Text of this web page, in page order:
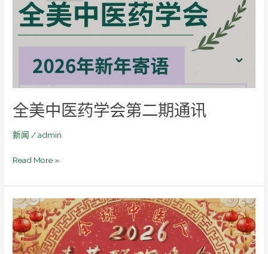
全美中医药学会第二期通讯
新闻 /admin
医
药
通
Read More »
全
球
中
医